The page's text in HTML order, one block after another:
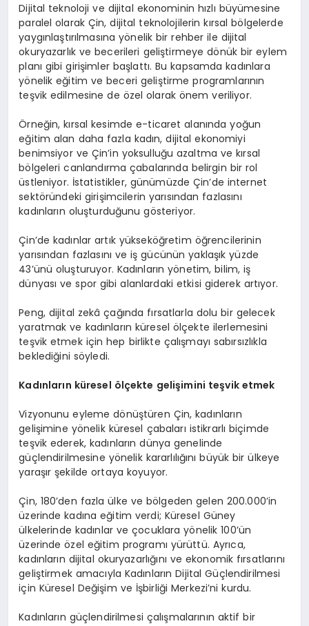
Dijital teknoloji ve dijital ekonominin hızlı büyümesine
paralel olarak Çin, dijital teknolojilerin kırsal bölgelerde
yaygınlaştırılmasına yönelik bir rehber ile dijital
okuryazarlık ve becerileri geliştirmeye dönük bir eylem
planı gibi girişimler başlattı. Bu kapsamda kadınlara
yönelik eğitim ve beceri geliştirme programlarının
teşvik edilmesine de özel olarak önem veriliyor.
Örneğin, kırsal kesimde e-ticaret alanında yoğun
eğitim alan daha fazla kadın, dijital ekonomiyi
benimsiyor ve Çin’in yoksulluğu azaltma ve kırsal
bölgeleri canlandırma çabalarında belirgin bir rol
üstleniyor. İstatistikler, günümüzde Çin’de internet
sektöründeki girişimcilerin yarısından fazlasını
kadınların oluşturduğunu gösteriyor.
Çin’de kadınlar artık yükseköğretim öğrencilerinin
yarısından fazlasını ve iş gücünün yaklaşık yüzde
43’ünü oluşturuyor. Kadınların yönetim, bilim, iş
dünyası ve spor gibi alanlardaki etkisi giderek artıyor.
Peng, dijital zekâ çağında fırsatlarla dolu bir gelecek
yaratmak ve kadınların küresel ölçekte ilerlemesini
teşvik etmek için hep birlikte çalışmayı sabırsızlıkla
beklediğini söyledi.
Kadınların küresel ölçekte gelişimini teşvik etmek
Vizyonunu eyleme dönüştüren Çin, kadınların
gelişimine yönelik küresel çabaları istikrarlı biçimde
teşvik ederek, kadınların dünya genelinde
güçlendirilmesine yönelik kararlılığını büyük bir ülkeye
yaraşır şekilde ortaya koyuyor.
Çin, 180’den fazla ülke ve bölgeden gelen 200.000’in
üzerinde kadına eğitim verdi; Küresel Güney
ülkelerinde kadınlar ve çocuklara yönelik 100’ün
üzerinde özel eğitim programı yürüttü. Ayrıca,
kadınların dijital okuryazarlığını ve ekonomik fırsatlarını
geliştirmek amacıyla Kadınların Dijital Güçlendirilmesi
için Küresel Değişim ve İşbirliği Merkezi’ni kurdu.
Kadınların güçlendirilmesi çalışmalarının aktif bir